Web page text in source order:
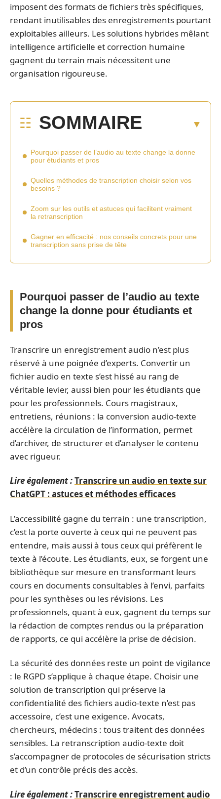
imposent des formats de fichiers très spécifiques,
rendant inutilisables des enregistrements pourtant
exploitables ailleurs. Les solutions hybrides mêlant
intelligence artificielle et correction humaine
gagnent du terrain mais nécessitent une
organisation rigoureuse.
SOMMAIRE
Pourquoi passer de l’audio au texte change la donne
pour étudiants et pros
Quelles méthodes de transcription choisir selon vos
besoins ?
Zoom sur les outils et astuces qui facilitent vraiment
la retranscription
Gagner en efficacité : nos conseils concrets pour une
transcription sans prise de tête
Pourquoi passer de l’audio au texte
change la donne pour étudiants et
pros
Transcrire un enregistrement audio n’est plus
réservé à une poignée d’experts. Convertir un
fichier audio en texte s’est hissé au rang de
véritable levier, aussi bien pour les étudiants que
pour les professionnels. Cours magistraux,
entretiens, réunions : la conversion audio-texte
accélère la circulation de l’information, permet
d’archiver, de structurer et d’analyser le contenu
avec rigueur.
Lire également :Transcrire un audio en texte sur
ChatGPT : astuces et méthodes efficaces
L’accessibilité gagne du terrain : une transcription,
c’est la porte ouverte à ceux qui ne peuvent pas
entendre, mais aussi à tous ceux qui préfèrent le
texte à l’écoute. Les étudiants, eux, se forgent une
bibliothèque sur mesure en transformant leurs
cours en documents consultables à l’envi, parfaits
pour les synthèses ou les révisions. Les
professionnels, quant à eux, gagnent du temps sur
la rédaction de comptes rendus ou la préparation
de rapports, ce qui accélère la prise de décision.
La sécurité des données reste un point de vigilance
: le RGPD s’applique à chaque étape. Choisir une
solution de transcription qui préserve la
confidentialité des fichiers audio-texte n’est pas
accessoire, c’est une exigence. Avocats,
chercheurs, médecins : tous traitent des données
sensibles. La retranscription audio-texte doit
s’accompagner de protocoles de sécurisation stricts
et d’un contrôle précis des accès.
Lire également :Transcrire enregistrement audio